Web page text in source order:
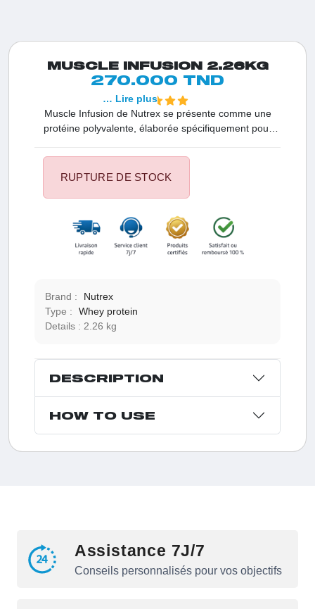
MUSCLE INFUSION 2.26KG
270.000 TND
Muscle Infusion de Nutrex se présente comme une
protéine polyvalente, élaborée spécifiquement pour
de fitness. Disponible en un généreux conditionnement
de 2,3 kg, cette formule avancée propose une
visant à favoriser la croissance musculaire, accélérer la
récupération et améliorer les performances globales
… Lire plus
RUPTURE DE STOCK
Brand :
Nutrex
Type :
Whey protein
Details :
2.26 kg
DESCRIPTION
HOW TO USE
Assistance 7J/7
Conseils personnalisés pour vos objectifs